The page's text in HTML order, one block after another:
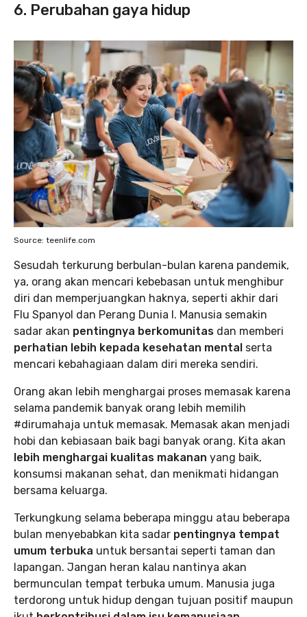
6. Perubahan gaya hidup
Source: teenlife.com
Sesudah terkurung berbulan-bulan karena pandemik,
ya, orang akan mencari kebebasan untuk menghibur
diri dan memperjuangkan haknya, seperti akhir dari
Flu Spanyol dan Perang Dunia I. Manusia semakin
sadar akan pentingnya berkomunitas dan memberi
perhatian lebih kepada kesehatan mental serta
mencari kebahagiaan dalam diri mereka sendiri.
Orang akan lebih menghargai proses memasak karena
selama pandemik banyak orang lebih memilih
#dirumahaja untuk memasak. Memasak akan menjadi
hobi dan kebiasaan baik bagi banyak orang. Kita akan
lebih menghargai kualitas makanan yang baik,
konsumsi makanan sehat, dan menikmati hidangan
bersama keluarga.
Terkungkung selama beberapa minggu atau beberapa
bulan menyebabkan kita sadar pentingnya tempat
umum terbuka untuk bersantai seperti taman dan
lapangan. Jangan heran kalau nantinya akan
bermunculan tempat terbuka umum. Manusia juga
terdorong untuk hidup dengan tujuan positif maupun